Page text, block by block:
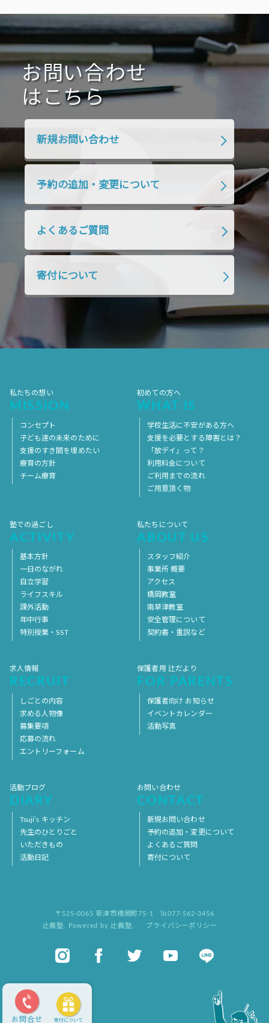
お問合せ 寄付について
お問い合わせ
はこちら
新規お問い合わせ
予約の追加・変更について
よくあるご質問
寄付について
私たちの想い
MISSION
コンセプト
子ども達の未来のために
支援のすき間を埋めたい
療育の方針
チーム療育
初めての方へ
WHAT IS
学校生活に不安がある方へ
支援を必要とする障害とは？
「放デイ」って？
利用料金について
ご利用までの流れ
ご用意頂く物
塾での過ごし
ACTIVITY
基本方針
一日のながれ
自立学習
ライフスキル
課外活動
年中行事
特別授業・SST
私たちについて
ABOUT US
スタッフ紹介
事業所 概要
アクセス
橋岡教室
南草津教室
安全管理について
契約書・重説など
求人情報
RECRUIT
しごとの内容
求める人物像
募集要項
応募の流れ
エントリーフォーム
保護者用 辻だより
FOR PARENTS
保護者向け お知らせ
イベントカレンダー
活動写真
活動ブログ
DIARY
Tsuji’s キッチン
先生のひとりごと
いただきもの
活動日記
お問い合わせ
CONTACT
新規お問い合わせ
予約の追加・変更について
よくあるご質問
寄付について
〒525-0065 草津市橋岡町75-1
℡077-562-3456
辻義塾
Powered by 辻義塾. プライバシーポリシー